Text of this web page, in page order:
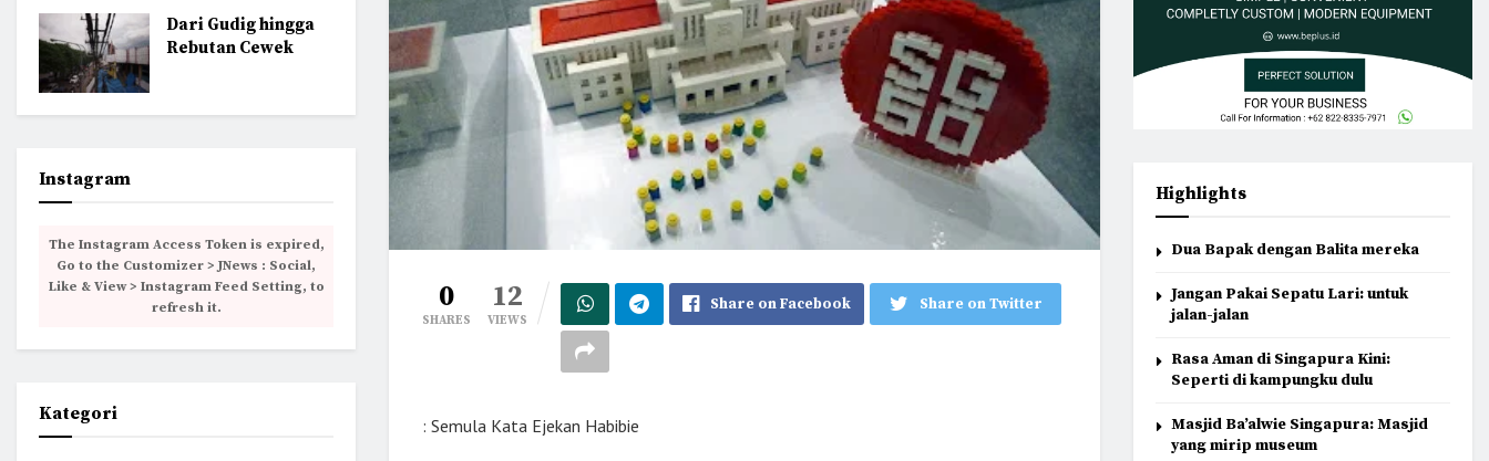
0
SHARES
12
VIEWS
Share on Facebook Share on Twitter
: Semula Kata Ejekan Habibie
Dari Gudig hingga
Rebutan Cewek
Instagram
The Instagram Access Token is expired,
Go to the Customizer > JNews : Social,
Like & View > Instagram Feed Setting, to
refresh it.
Kategori
Highlights
Dua Bapak dengan Balita mereka
Jangan Pakai Sepatu Lari: untuk
jalan-jalan
Rasa Aman di Singapura Kini:
Seperti di kampungku dulu
Masjid Ba’alwie Singapura: Masjid
yang mirip museum